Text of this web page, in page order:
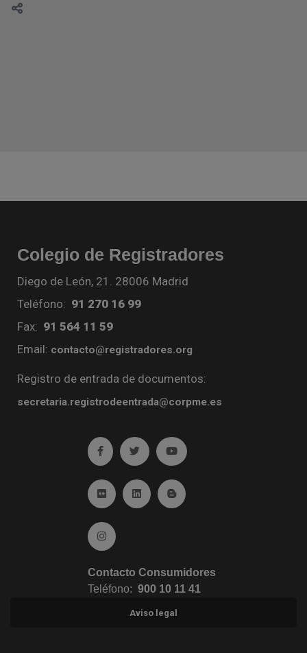
Colegio de Registradores
Diego de León, 21. 28006 Madrid
Teléfono: 91 270 16 99
Fax: 91 564 11 59
Email: contacto@registradores.org
Registro de entrada de documentos:
secretaria.registrodeentrada@corpme.es
Ir a facebook (abre en ventana nueva)
Ir a twitter (abre en ventana nueva)
Ir a YouTube (abre en
Ir a Flickr (abre en ventana nueva)
Ir a Linkedin (abre en ventana nueva)
Ir al Blog (abre en ventana
Ir a Instagram (abre en ventana nueva)
Contacto Consumidores
Teléfono: 900 10 11 41
Aviso legal